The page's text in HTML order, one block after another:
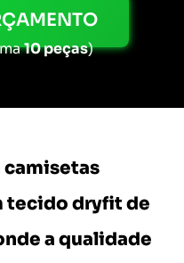
10 peças)
camisetas
tecido dryfit de
a qualidade